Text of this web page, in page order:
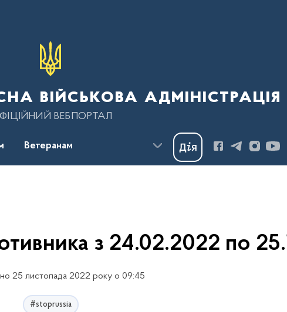
військова адміністрація
ВЕБПОРТАЛ
Ветеранам
з 24.02.2022 по
25 листопада 2022 року о 09:45
#stoprussia